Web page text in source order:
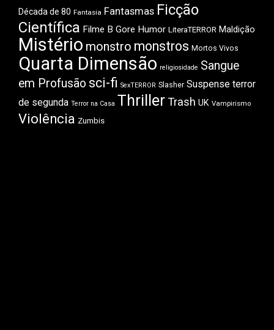
Década de 80 Fantasia Fantasmas Ficção
Científica Filme B Gore Humor LiteraTERROR Maldição
Mistério monstro monstros Mortos Vivos
Quarta Dimensão religiosidade Sangue
em Profusão sci-fi SexTERROR Slasher Suspense terror
de segunda Terror na Casa ThrillerTrash UK Vampirismo
Violência Zumbis